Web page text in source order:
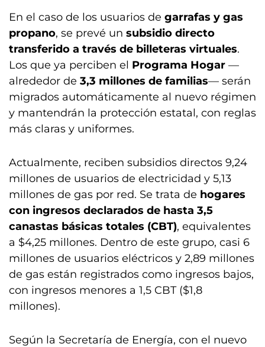
En el caso de los usuarios de garrafas y gas
propano, se prevé un subsidio directo
transferido a través de billeteras virtuales.
Los que ya perciben el Programa Hogar —
alrededor de 3,3 millones de familias— serán
migrados automáticamente al nuevo régimen
y mantendrán la protección estatal, con reglas
más claras y uniformes.
Actualmente, reciben subsidios directos 9,24
millones de usuarios de electricidad y 5,13
millones de gas por red. Se trata de hogares
con ingresos declarados de hasta 3,5
canastas básicas totales (CBT), equivalentes
a $4,25 millones. Dentro de este grupo, casi 6
millones de usuarios eléctricos y 2,89 millones
de gas están registrados como ingresos bajos,
con ingresos menores a 1,5 CBT ($1,8
millones).
Según la Secretaría de Energía, con el nuevo